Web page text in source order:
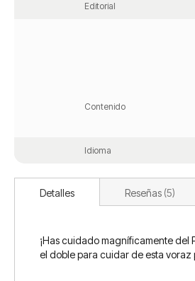
Editorial
Contenido
Idioma
Detalles
¡Has cuidado magníficamente del
el doble para cuidar de esta voraz
Reseñas 5